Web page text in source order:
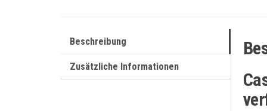
Beschreibung
Zusätzliche Informationen